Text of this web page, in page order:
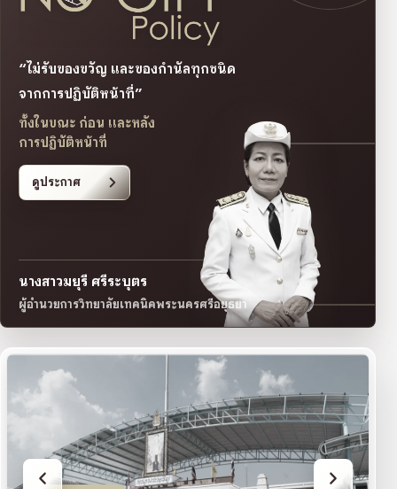
“ไม่รับของขวัญ และของกำนัลทุกชนิด
จากการปฏิบัติหน้าที่”
ทั้งในขณะ ก่อน และหลัง
การปฏิบัติหน้าที่
ดูประกาศ
นางสาวมยุรี ศรีระบุตร
ผู้อำนวยการวิทยาลัยเทคนิคพระนครศรีอยุธยา